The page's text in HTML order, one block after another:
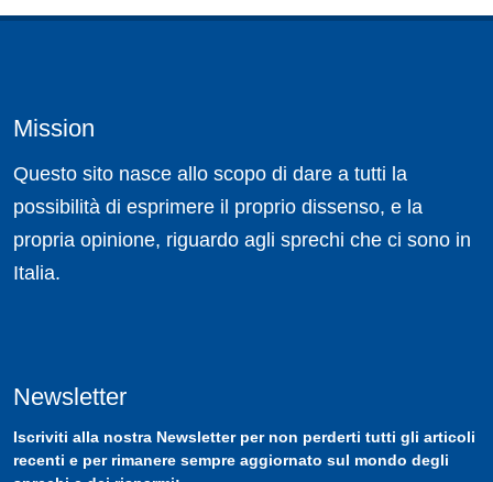
Mission
Questo sito nasce allo scopo di dare a tutti la
possibilità di esprimere il proprio dissenso, e la
propria opinione, riguardo agli sprechi che ci sono in
Italia.
Newsletter
Iscriviti alla nostra Newsletterper non perderti tutti gli articoli
recenti e per rimanere sempre aggiornato sul mondo degli